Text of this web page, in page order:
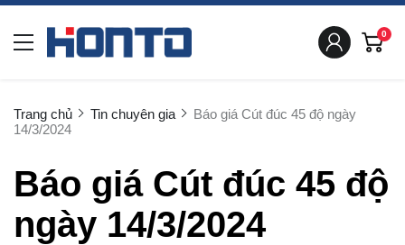
0
Trang chủ Tin chuyên gia
Báo giá Cút đúc 45 độ ngày
14/3/2024
Báo giá Cút đúc 45 độ
ngày 14/3/2024